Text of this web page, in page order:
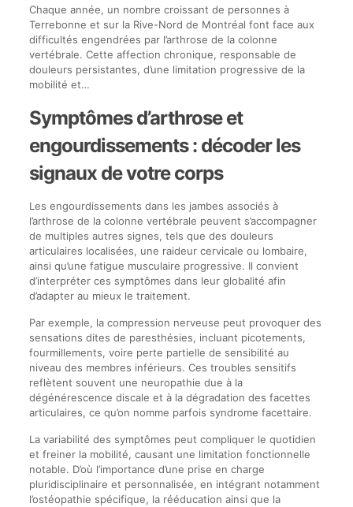
Chaque année, un nombre croissant de personnes à
Terrebonne et sur la Rive-Nord de Montréal font face aux
difficultés engendrées par l’arthrose de la colonne
vertébrale. Cette affection chronique, responsable de
douleurs persistantes, d’une limitation progressive de la
mobilité et…
Symptômes d’arthrose et
engourdissements : décoder les
signaux de votre corps
Les engourdissements dans les jambes associés à
l’arthrose de la colonne vertébrale peuvent s’accompagner
de multiples autres signes, tels que des douleurs
articulaires localisées, une raideur cervicale ou lombaire,
ainsi qu’une fatigue musculaire progressive. Il convient
d’interpréter ces symptômes dans leur globalité afin
d’adapter au mieux le traitement.
Par exemple, la compression nerveuse peut provoquer des
sensations dites de paresthésies, incluant picotements,
fourmillements, voire perte partielle de sensibilité au
niveau des membres inférieurs. Ces troubles sensitifs
reflètent souvent une neuropathie due à la
dégénérescence discale et à la dégradation des facettes
articulaires, ce qu’on nomme parfois syndrome facettaire.
La variabilité des symptômes peut compliquer le quotidien
et freiner la mobilité, causant une limitation fonctionnelle
notable. D’où l’importance d’une prise en charge
pluridisciplinaire et personnalisée, en intégrant notamment
l’ostéopathie spécifique, la rééducation ainsi que la